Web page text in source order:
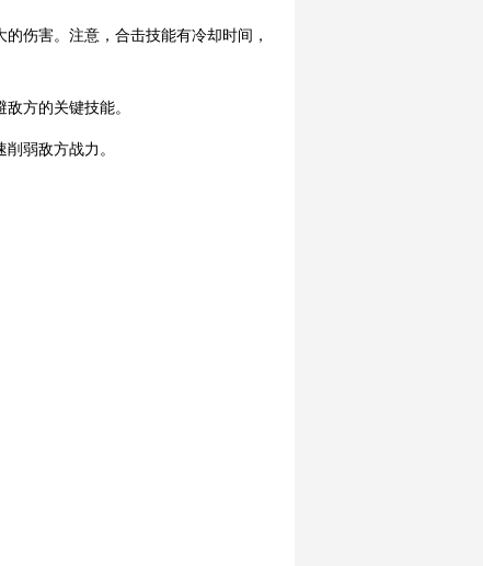
伤害。注意，合击技能有冷却时间，
方的关键技能。
弱敌方战力。